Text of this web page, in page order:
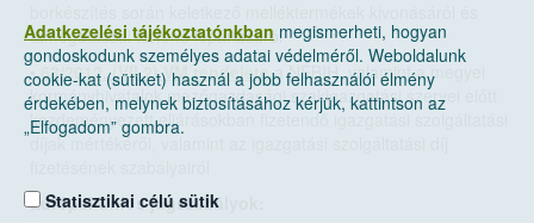
támogatással történő lepárlásáról
•63/2012. (VII.2) VM rendeletea NÉBIH, valamint a megyei
kormányhivatalok mezőgazdasági szakigazgatási szervei előtt
kezdeményezett eljárásokban fizetendő igazgatási szolgáltatási
díjak mértékéről, valamint az igazgatási szolgáltatási díj
Európai Uniós jogszabályok:
Adatkezelési tájékoztatónkban megismerheti, hogyan
gondoskodunk személyes adatai védelméről. Weboldalunk
cookie-kat (sütiket) használ a jobb felhasználói élmény
érdekében, melynek biztosításához kérjük, kattintson az
„Elfogadom” gombra.
Statisztikai célú sütik